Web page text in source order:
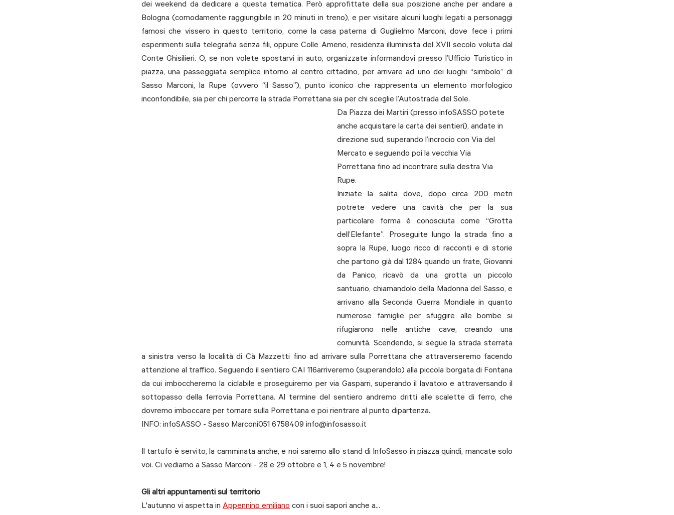
dei weekend da dedicare a questa tematica. Però approfittate della sua posizione anche per andare a
Bologna (comodamente raggiungibile in 20 minuti in treno), e per visitare alcuni luoghi legati a personaggi
famosi che vissero in questo territorio, come la casa paterna di Guglielmo Marconi, dove fece i primi
esperimenti sulla telegrafia senza fili, oppure Colle Ameno, residenza illuminista del XVII secolo voluta dal
Conte Ghisilieri. O, se non volete spostarvi in auto, organizzate informandovi presso l’Ufficio Turistico in
piazza, una passeggiata semplice intorno al centro cittadino, per arrivare ad uno dei luoghi “simbolo” di
Sasso Marconi, la Rupe (ovvero “il Sasso”), punto iconico che rappresenta un elemento morfologico
inconfondibile, sia per chi percorre la strada Porrettana sia per chi sceglie l’Autostrada del Sole.
Da Piazza dei Martiri (presso infoSASSO potete
anche acquistare la carta dei sentieri), andate in
direzione sud, superando l’incrocio con Via del
Mercato e seguendo poi la vecchia Via
Porrettana fino ad incontrare sulla destra Via
Rupe.
Iniziate la salita dove, dopo circa 200 metri
potrete vedere una cavità che per la sua
particolare forma è conosciuta come “Grotta
dell’Elefante”. Proseguite lungo la strada fino a
sopra la Rupe, luogo ricco di racconti e di storie
che partono già dal 1284 quando un frate, Giovanni
da Panico, ricavò da una grotta un piccolo
santuario, chiamandolo della Madonna del Sasso, e
arrivano alla Seconda Guerra Mondiale in quanto
numerose famiglie per sfuggire alle bombe si
rifugiarono nelle antiche cave, creando una
comunità. Scendendo, si segue la strada sterrata
a sinistra verso la località di Cà Mazzetti fino ad arrivare sulla Porrettana che attraverseremo facendo
attenzione al traffico. Seguendo il sentiero CAI 116arriveremo (superandolo) alla piccola borgata di Fontana
da cui imboccheremo la ciclabile e proseguiremo per via Gasparri, superando il lavatoio e attraversando il
sottopasso della ferrovia Porrettana. Al termine del sentiero andremo dritti alle scalette di ferro, che
dovremo imboccare per tornare sulla Porrettana e poi rientrare al punto dipartenza.
INFO: infoSASSO - Sasso Marconi051 6758409 info@infosasso.it
Il tartufo è servito, la camminata anche, e noi saremo allo stand di InfoSasso in piazza quindi, mancate solo
voi. Ci vediamo a Sasso Marconi - 28 e 29 ottobre e 1, 4 e 5 novembre!
Gli altri appuntamenti sul territorio
L'autunno vi aspetta in Appennino emiliano con i suoi sapori anche a...